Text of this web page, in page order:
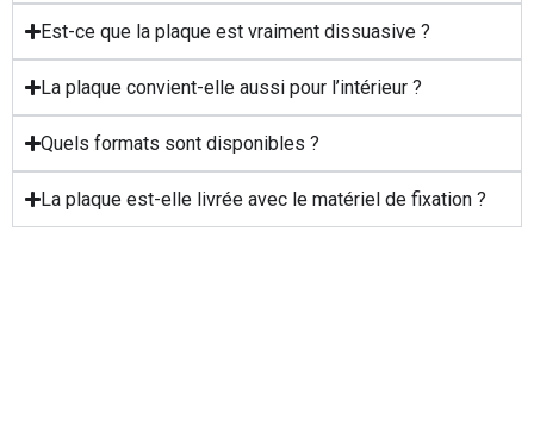
Est-ce que la plaque est vraiment dissuasive ?
La plaque convient-elle aussi pour l’intérieur ?
Quels formats sont disponibles ?
La plaque est-elle livrée avec le matériel de fixation ?